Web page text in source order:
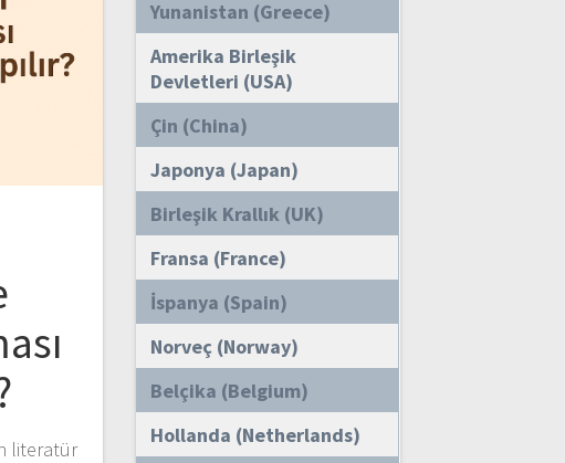
literatür
Yunanistan (Greece)
Amerika Birleşik
Devletleri (USA)
Çin (China)
Japonya (Japan)
Birleşik Krallık (UK)
Fransa (France)
İspanya (Spain)
Norveç (Norway)
Belçika (Belgium)
Hollanda (Netherlands)